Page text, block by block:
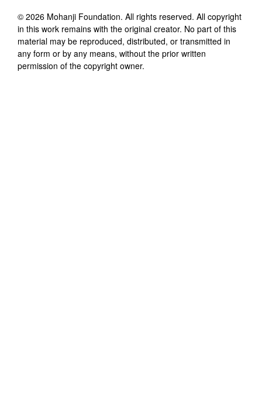
© 2026 Mohanji Foundation. All rights reserved. All copyright
in this work remains with the original creator. No part of this
material may be reproduced, distributed, or transmitted in
any form or by any means, without the prior written
permission of the copyright owner.